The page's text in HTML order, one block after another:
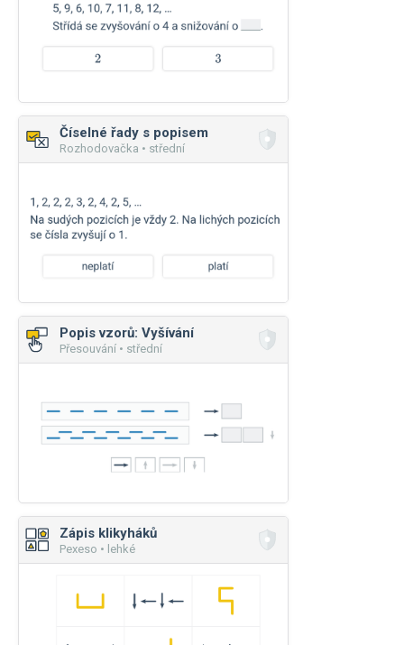
Číselné řady s popisem
Rozhodovačka • střední
Popis vzorů: Vyšívání
Přesouvání • střední
Zápis klikyháků
Pexeso • lehké